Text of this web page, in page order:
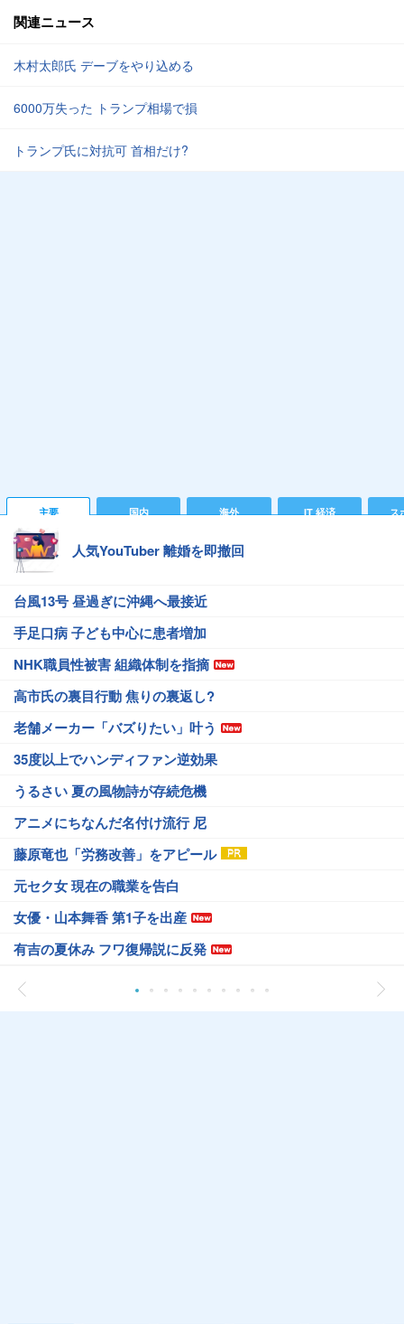
関連ニュース
木村太郎氏 デーブをやり込める
6000万失った トランプ相場で損
トランプ氏に対抗可 首相だけ?
主要 国内 海外 IT 経済 ス
人気YouTuber 離婚を即撤回
台風13号 昼過ぎに沖縄へ最接近
手足口病 子ども中心に患者増加
NHK職員性被害 組織体制を指摘
高市氏の裏目行動 焦りの裏返し?
老舗メーカー「バズりたい」叶う
35度以上でハンディファン逆効果
うるさい 夏の風物詩が存続危機
アニメにちなんだ名付け流行 尼
藤原竜也「労務改善」をアピール
元セク女 現在の職業を告白
女優・山本舞香 第1子を出産
有吉の夏休み フワ復帰説に反発